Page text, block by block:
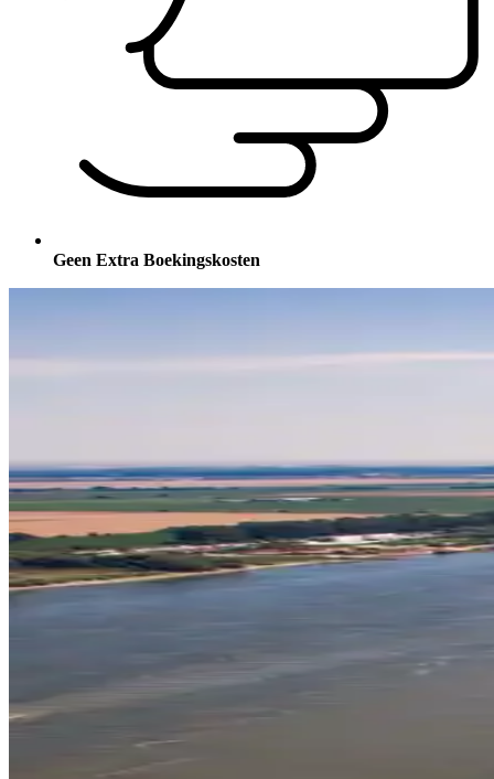
Geen Extra Boekingskosten